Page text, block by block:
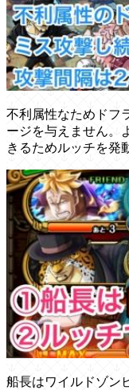
不利属性なためドフ
ージを与えません。
きるためルッチを発
船長はワイルドゾン